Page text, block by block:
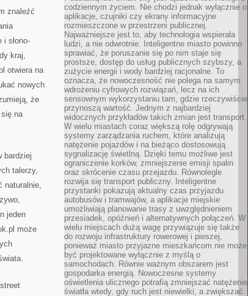
znaleźć
słono-
kraj,
otwiera na
nowych
że
na
bardziej
talerzy,
naturalnie,
jeden
może
codziennym życiem. Nie chodzi jednak wyłącznie o
aplikacje, czujniki czy ekrany informacyjne
rozmieszczone w przestrzeni publicznej.
Najważniejsze jest to, aby technologia wspierała
ludzi, a nie odwrotnie. Inteligentne miasto powinno
sprawiać, że poruszanie się po nim staje się
prostsze, dostęp do usług publicznych szybszy, a
zużycie energii i wody bardziej racjonalne. To
oznacza, że nowoczesność nie polega na samym
wdrożeniu cyfrowych rozwiązań, lecz na ich
sensownym wykorzystaniu tam, gdzie rzeczywiście
przynoszą wartość. Jednym z najbardziej
widocznych przykładów takich zmian jest transport.
W wielu miastach coraz większą rolę odgrywają
systemy zarządzania ruchem, które analizują
natężenie pojazdów i na bieżąco dostosowują
sygnalizację świetlną. Dzięki temu możliwe jest
ograniczenie korków, zmniejszenie emisji spalin
oraz skrócenie czasu przejazdu. Równolegle
rozwija się transport publiczny. Inteligentne
przystanki pokazują aktualny czas przyjazdu
autobusów i tramwajów, a aplikacje miejskie
umożliwiają planowanie trasy z uwzględnieniem
przesiadek, opóźnień i alternatywnych połączeń. W
wielu miejscach dużą wagę przywiązuje się także
do rozwoju infrastruktury rowerowej i pieszej,
ponieważ miasto przyjazne mieszkańcom nie może
być projektowane wyłącznie z myślą o
samochodach. Równie ważnym obszarem jest
gospodarka energią. Nowoczesne systemy
oświetlenia ulicznego potrafią zmniejszać natężenie
światła wtedy, gdy ruch jest niewielki, a zwiększać